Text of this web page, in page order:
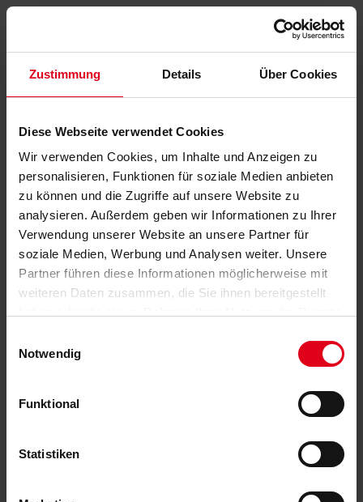
Zustimmung Details Über Cookies
Diese Webseite verwendet Cookies
Wir verwenden Cookies, um Inhalte und Anzeigen zu
personalisieren, Funktionen für soziale Medien anbieten
zu können und die Zugriffe auf unsere Website zu
analysieren. Außerdem geben wir Informationen zu Ihrer
Verwendung unserer Website an unsere Partner für
soziale Medien, Werbung und Analysen weiter. Unsere
Partner führen diese Informationen möglicherweise mit
weiteren Daten zusammen, die Sie ihnen bereitgestellt
Notwendig
Funktional
Statistiken